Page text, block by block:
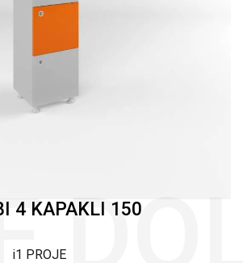
4 KAPAKLI 150
i1 PROJE